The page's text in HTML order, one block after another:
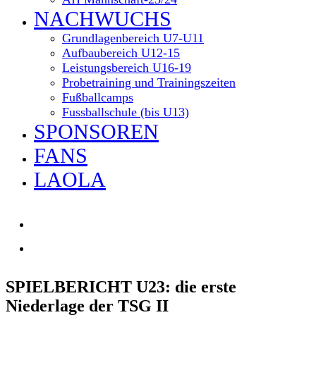
NACHWUCHS
Grundlagenbereich U7-U11
Aufbaubereich U12-15
Leistungsbereich U16-19
Probetraining und Trainingszeiten
Fußballcamps
Fussballschule (bis U13)
SPONSOREN
FANS
LAOLA
SPIELBERICHT U23: die erste
Niederlage der TSG II